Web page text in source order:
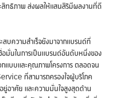
สิทธิภาพ ส่งผลให้แสนสิริมีผลงานที่ดี
บความสำเร็จยังมาจากแบรนด์ที่
อมั่นในการเป็นแบรนด์อันดับหนึ่งของ
แบบและคุณภาพโครงการ ตลอดจน
ที่สามารถครองใจผู้บริโภค
ยู่อาศัย และความมั่นใจสูงสุดด้าน